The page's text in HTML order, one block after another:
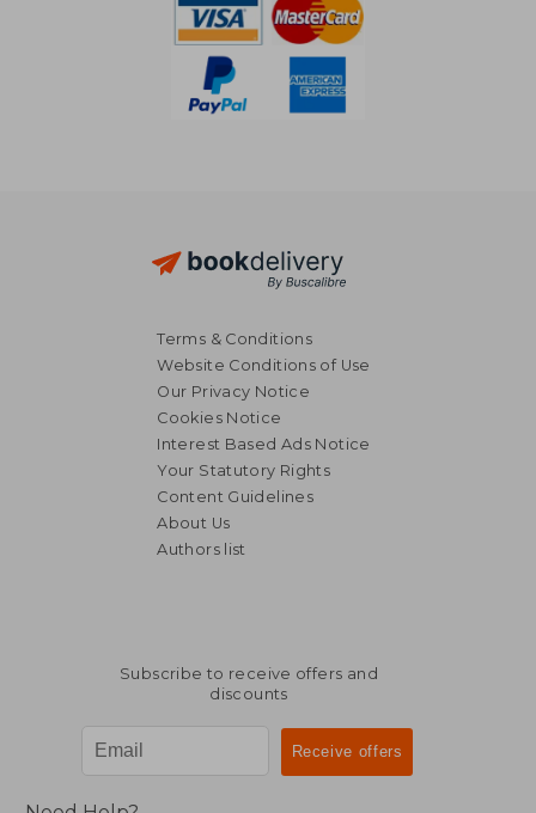
Terms & Conditions
Website Conditions of Use
Our Privacy Notice
Cookies Notice
Interest Based Ads Notice
Your Statutory Rights
Content Guidelines
About Us
Authors list
Subscribe to receive offers and
discounts